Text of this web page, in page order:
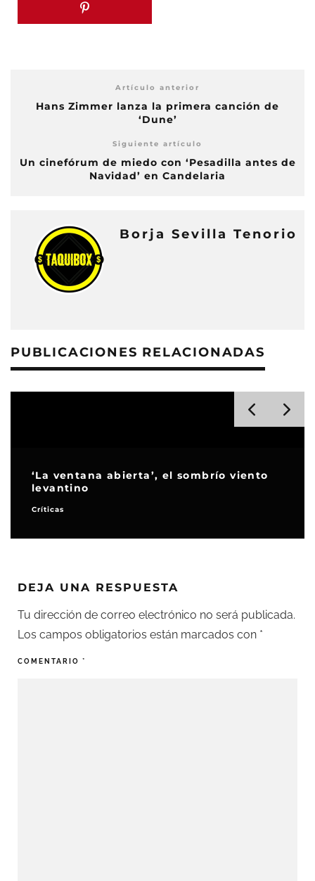
Artículo anterior
Hans Zimmer lanza la primera canción de
‘Dune’
Siguiente artículo
Un cinefórum de miedo con ‘Pesadilla antes de
Navidad’ en Candelaria
Borja Sevilla Tenorio
PUBLICACIONES RELACIONADAS
‘Insaciable’, el ‘body horror’ contra la
obsesión por la delgadez
Críticas
DEJA UNA RESPUESTA
Tu dirección de correo electrónico no será publicada.
Los campos obligatorios están marcados con *
COMENTARIO *